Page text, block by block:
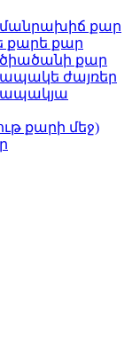
քար
քարե քար
քար
ժայռեր
քարի մեջ)